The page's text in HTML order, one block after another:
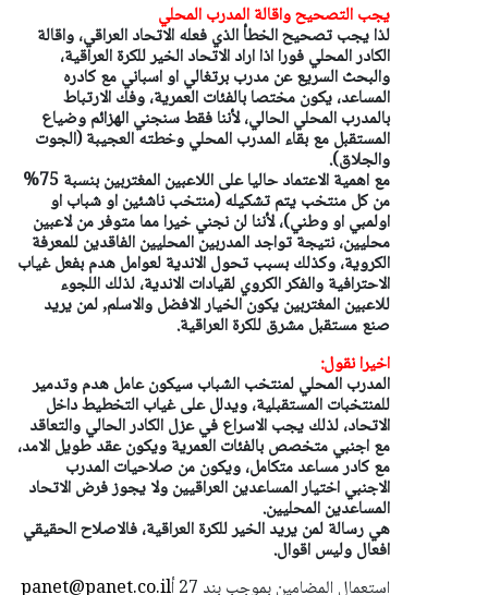
يجب التصحيح واقالة المدرب المحلي
لذا يجب تصحيح الخطأ الذي فعله الاتحاد العراقي، واقالة
الكادر المحلي فورا اذا اراد الاتحاد الخير للكرة العراقية،
والبحث السريع عن مدرب برتغالي او اسباني مع كادره
المساعد، يكون مختصا بالفئات العمرية، وفك الارتباط
بالمدرب المحلي الحالي، لأننا فقط سنجني الهزائم وضياع
المستقبل مع بقاء المدرب المحلي وخطته العجيبة (الجوت
والجلاق).
مع اهمية الاعتماد حاليا على اللاعبين المغتربين بنسبة 75%
من كل منتخب يتم تشكيله (منتخب ناشئين او شباب او
اولمبي او وطني)، لأننا لن نجني خيرا مما متوفر من لاعبين
محليين، نتيجة تواجد المدربين المحليين الفاقدين للمعرفة
الكروية، وكذلك بسبب تحول الاندية لعوامل هدم بفعل غياب
الاحترافية والفكر الكروي لقيادات الاندية، لذلك اللجوء
للاعبين المغتربين يكون الخيار الافضل والاسلم, لمن يريد
صنع مستقبل مشرق للكرة العراقية.
اخيرا نقول:
المدرب المحلي لمنتخب الشباب سيكون عامل هدم وتدمير
للمنتخبات المستقبلية، ويدلل على غياب التخطيط داخل
الاتحاد، لذلك يجب الاسراع في عزل الكادر الحالي والتعاقد
مع اجنبي متخصص بالفئات العمرية ويكون عقد طويل الامد،
مع كادر مساعد متكامل، ويكون من صلاحيات المدرب
الاجنبي اختيار المساعدين العراقيين ولا يجوز فرض الاتحاد
المساعدين المحليين.
هي رسالة لمن يريد الخير للكرة العراقية، فالاصلاح الحقيقي
افعال وليس اقوال.
panet@panet.co.ilاستعمال المضامين بموجب بند 27 أ